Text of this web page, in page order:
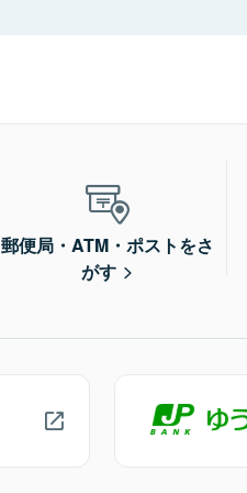
郵便局・ATM・ポストをさ
がす